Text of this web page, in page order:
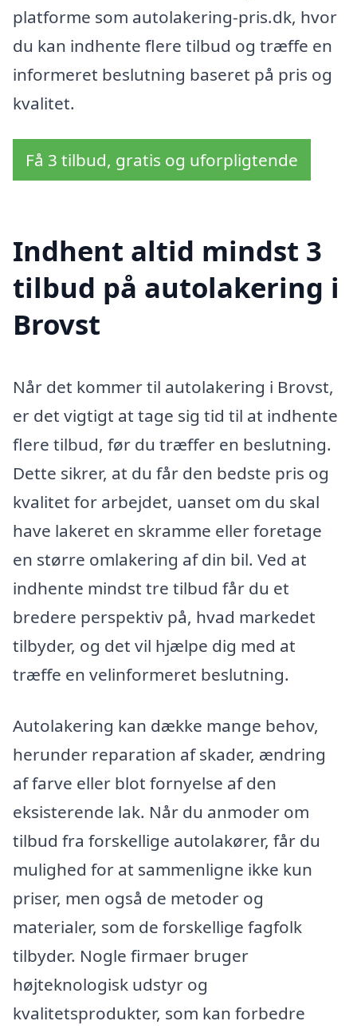
platforme som autolakering-pris.dk, hvor
du kan indhente flere tilbud og træffe en
informeret beslutning baseret på pris og
kvalitet.
Få 3 tilbud, gratis og uforpligtende
Indhent altid mindst 3
tilbud på autolakering i
Brovst
Når det kommer til autolakering i Brovst,
er det vigtigt at tage sig tid til at indhente
flere tilbud, før du træffer en beslutning.
Dette sikrer, at du får den bedste pris og
kvalitet for arbejdet, uanset om du skal
have lakeret en skramme eller foretage
en større omlakering af din bil. Ved at
indhente mindst tre tilbud får du et
bredere perspektiv på, hvad markedet
tilbyder, og det vil hjælpe dig med at
træffe en velinformeret beslutning.
Autolakering kan dække mange behov,
herunder reparation af skader, ændring
af farve eller blot fornyelse af den
eksisterende lak. Når du anmoder om
tilbud fra forskellige autolakører, får du
mulighed for at sammenligne ikke kun
priser, men også de metoder og
materialer, som de forskellige fagfolk
tilbyder. Nogle firmaer bruger
højteknologisk udstyr og
kvalitetsprodukter, som kan forbedre